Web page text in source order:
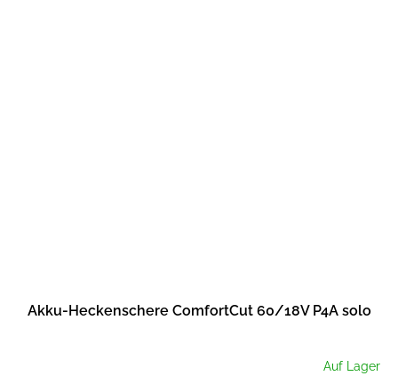
Akku-Heckenschere ComfortCut 60/18V P4A solo
Auf Lager